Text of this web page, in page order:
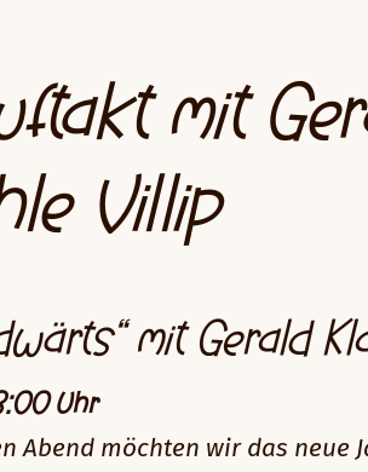
mit
Villip
mit Gerald
Uhr
Abend möchten wir das neue